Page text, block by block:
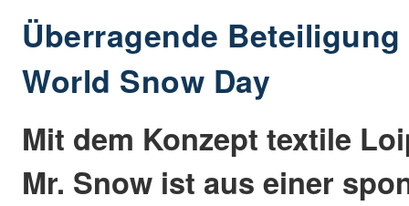
Überragende Beteiligung
World Snow Day
Mit dem Konzept textile
Mr. Snow ist aus einer